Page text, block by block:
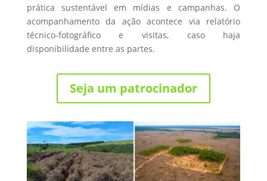
prática sustentável em mídias e campanhas. O
acompanhamento da ação acontece via relatório
técnico-fotográfico e visitas, caso haja
disponibilidade entre as partes.
Seja um patrocinador